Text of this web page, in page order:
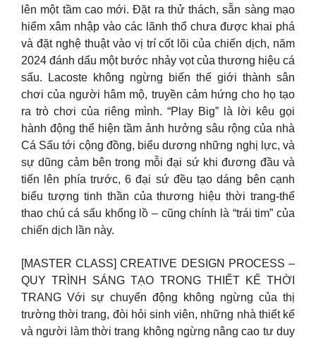
lên một tầm cao mới. Đặt ra thử thách, sẵn sàng mạo
hiểm xâm nhập vào các lãnh thổ chưa được khai phá
và đặt nghệ thuật vào vị trí cốt lõi của chiến dịch, năm
2024 đánh dấu một bước nhảy vọt của thương hiệu cá
sấu. Lacoste không ngừng biến thế giới thành sân
chơi của người hâm mộ, truyền cảm hứng cho họ tạo
ra trò chơi của riêng mình. “Play Big” là lời kêu gọi
hành động thể hiện tầm ảnh hưởng sâu rộng của nhà
Cá Sấu tới cộng đồng, biểu dương những nghị lực, và
sự dũng cảm bên trong mỗi đại sứ khi đương đầu và
tiến lên phía trước, 6 đại sứ đều tạo dáng bên cạnh
biểu tượng tinh thần của thương hiệu thời trang-thể
thao chú cá sấu khổng lồ – cũng chính là “trái tim” của
chiến dịch lần này.
[MASTER CLASS] CREATIVE DESIGN PROCESS –
QUY TRÌNH SÁNG TẠO TRONG THIẾT KẾ THỜI
TRANG Với sự chuyển động không ngừng của thị
trường thời trang, đòi hỏi sinh viên, những nhà thiết kế
và người làm thời trang không ngừng nâng cao tư duy